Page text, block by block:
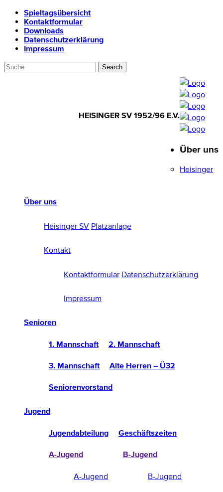
Spieltagsübersicht
Kontaktformular
Downloads
Datenschutzerklärung
Impressum
HEISINGER SV 1952/96 E.V.
1952/96 E.V.
Über uns
Heisinger SV Platzanlage
Kontakt
Kontaktformular Datenschutzerklärung
Impressum
Senioren
1. Mannschaft 2. Mannschaft
3. Mannschaft Alte Herren – Ü32
Seniorenvorstand
Jugend
Jugendabteilung Geschäftszeiten
A-Jugend
A-Jugend
B-Jugend
B-Jugend
Über uns
Heisinger